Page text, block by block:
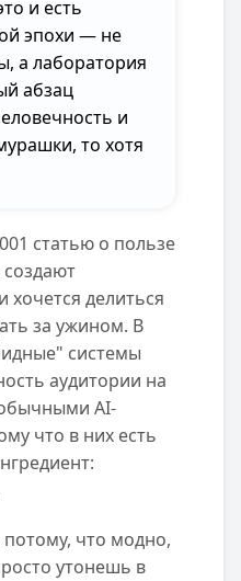
и есть
эпохи — не
а лаборатория
абзац
и
то хотя
статью о пользе
создают
делиться
за ужином. В
системы
аудитории на
AI-
что в них есть
что модно,
утонешь в